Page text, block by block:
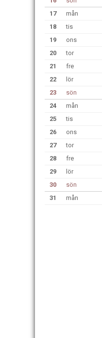
17
mån
18
tis
19
ons
20
tor
21
fre
22
lör
23
sön
24
mån
25
tis
26
ons
27
tor
28
fre
29
lör
30
sön
31 mån